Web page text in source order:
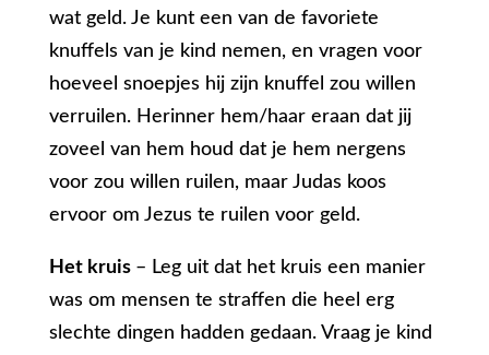
wat geld. Je kunt een van de favoriete
knuffels van je kind nemen, en vragen voor
hoeveel snoepjes hij zijn knuffel zou willen
verruilen. Herinner hem/haar eraan dat jij
zoveel van hem houd dat je hem nergens
voor zou willen ruilen, maar Judas koos
ervoor om Jezus te ruilen voor geld.
Het kruis – Leg uit dat het kruis een manier
was om mensen te straffen die heel erg
slechte dingen hadden gedaan. Vraag je kind